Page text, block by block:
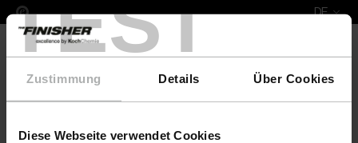
TEST
Zustimmung Details Über Cookies
Diese Webseite verwendet Cookies
DE